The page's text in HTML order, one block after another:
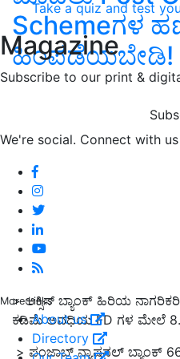
Take a quiz and test
Magazine
Subscribe to our print &
We're social. Connect with
More Links
About us
Directory
Schemeಗಳ
ಹಿಂಪಡೆಯಬೇಡಿ!
>ಆಕ್ಸಿಸ್ ಬ್ಯಾಂಕ್ ಹಿರಿಯ
ಕಡಿಮೆ ಅವಧಿಯFD ಗಳ ಮೇಲೆ
> ಪಂಜಾಬ್ ನ್ಯಾಷನಲ್ ಬ್ಯಾಂಕ್